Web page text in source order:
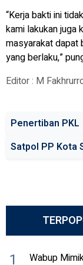
“Kerja bakti ini
kami lakukan juga
masyarakat dapat
yang berlaku,”
Editor : M
Penertiban PKL
Satpol PP Kota
1 Wabup